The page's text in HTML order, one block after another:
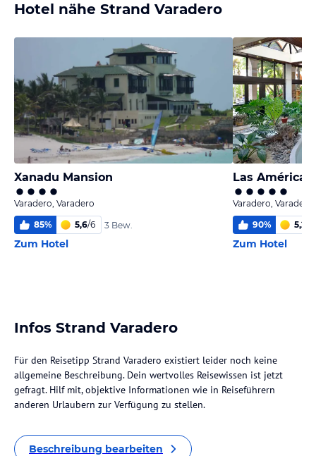
Hotel nähe Strand Varadero
Xanadu Mansion
Varadero, Varadero
85% 5,6/6 3 Bew.
Zum Hotel
Las
Varadero, Varadero
90% 5,2
Zum Hotel
Infos Strand Varadero
Für den Reisetipp Strand Varadero existiert leider noch keine
allgemeine Beschreibung. Dein wertvolles Reisewissen ist jetzt
gefragt. Hilf mit, objektive Informationen wie in Reiseführern
anderen Urlaubern zur Verfügung zu stellen.
Beschreibung bearbeiten